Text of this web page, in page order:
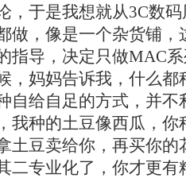
，于是我想就从3C数
做，像是一个杂货铺，
指导，决定只做MAC
，妈妈告诉我，什么都
自给自足的方式，并不
我种的土豆像西瓜，你
土豆卖给你，再买你
二专业化了，你才更有